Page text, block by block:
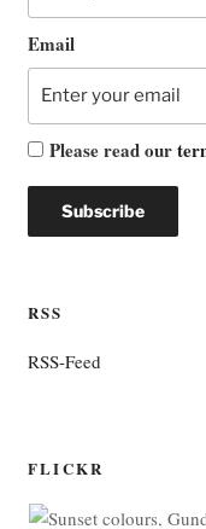
Email
Please read our
RSS
RSS-Feed
FLICKR